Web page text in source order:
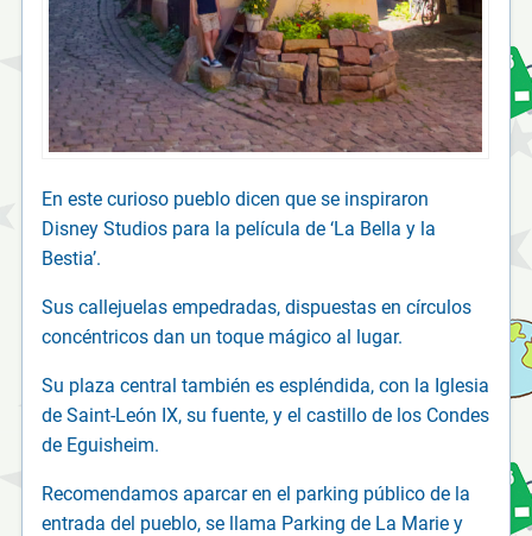
En este curioso pueblo dicen que se inspiraron
Disney Studios para la película de ‘La Bella y la
Bestia’.
Sus callejuelas empedradas, dispuestas en círculos
concéntricos dan un toque mágico al lugar.
Su plaza central también es espléndida, con la Iglesia
de Saint-León IX, su fuente, y el castillo de los Condes
de Eguisheim.
Recomendamos aparcar en el parking público de la
entrada del pueblo, se llama Parking de La Marie y